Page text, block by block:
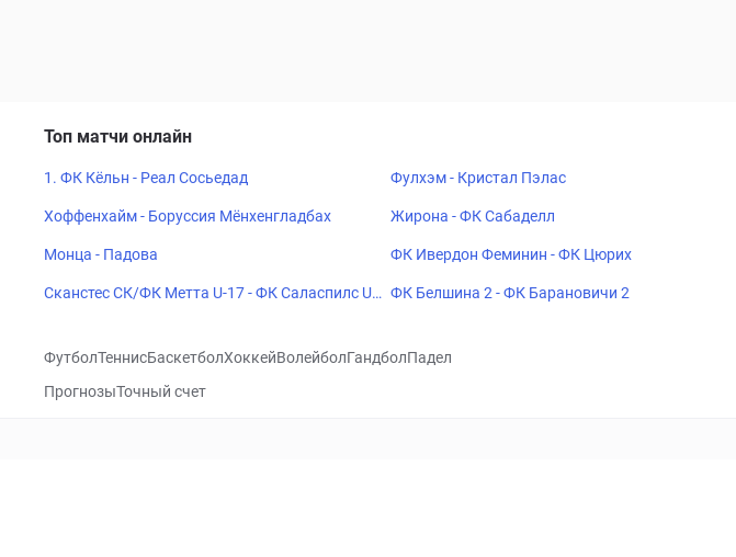
Топ матчи онлайн
1. ФК Кёльн - Реал Сосьедад Фулхэм - Кристал Пэлас
Хоффенхайм - Боруссия Мёнхенгладбах Жирона - ФК Сабаделл
Монца - Падова ФК Ивердон Феминин - ФК Цюрих
Сканстес СК/ФК Метта U-17 - ФК Саласпилс U-
ФК Белшина 2 - ФК Барановичи 2
ФутболТеннисБаскетболХоккейВолейболГандболПадел
ПрогнозыТочный счет